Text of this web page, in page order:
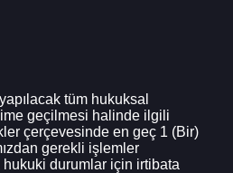
tüm hukuksal
geçilmesi halinde ilgili
çerçevesinde en geç 1 (Bir)
gerekli işlemler
hukuki durumlar için irtibata